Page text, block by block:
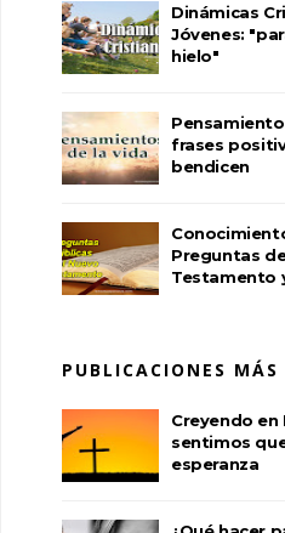
Dinámicas
Jóvenes:
hielo"
frases
bendicen
Preguntas
Testamento
PUBLICACIONES MÁS
Creyendo en
sentimos
esperanza